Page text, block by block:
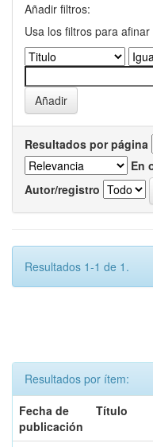
Añadir filtros:
Usa los filtros para
Resultados por página
En
Autor/registro
Resultados 1-1 de 1.
Resultados por ítem:
Fecha de
publicación
Título